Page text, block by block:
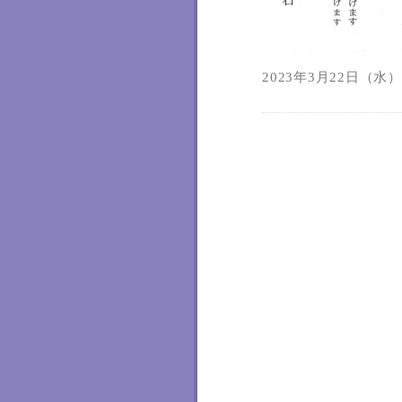
2023年3月22日（水